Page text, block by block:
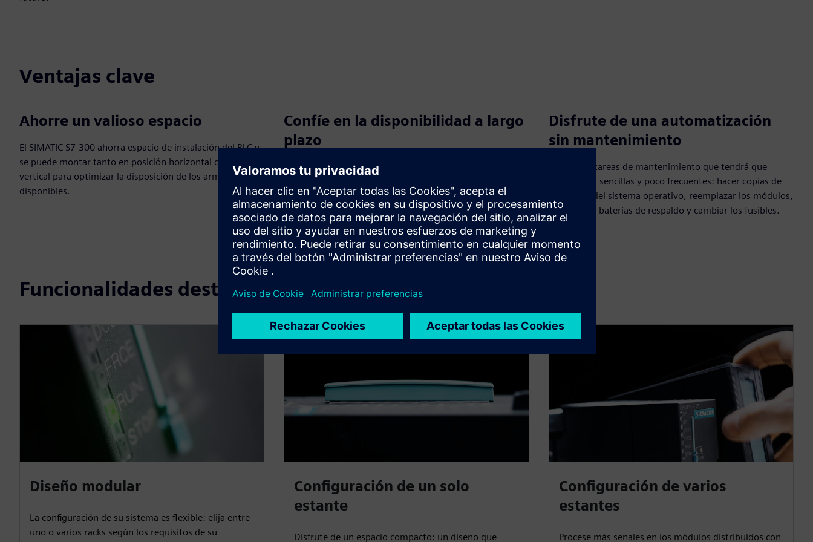
Ventajas clave
Ahorre un valioso espacio
El SIMATIC S7-300 ahorra espacio de instalación del PLC y
se puede montar tanto en posición horizontal como
vertical para optimizar la disposición de los armarios
disponibles.
Confíe en la disponibilidad a largo
plazo
¿Quiere que su solicitud sea fiable y esté preparada para
el futuro? Las familias de sistemas SIMATIC S7-300/ET
200M estarán disponibles hasta 2033.
Disfrute de una automatización
sin mantenimiento
Las únicas tareas de mantenimiento que tendrá que
realizar son sencillas y poco frecuentes: hacer copias de
seguridad del sistema operativo, reemplazar los módulos,
cambiar las baterías de respaldo y cambiar los fusibles.
Funcionalidades destacadas
Diseño modular
La configuración de su sistema es flexible: elija entre
uno o varios racks según los requisitos de su
Configuración de un solo
estante
Disfrute de un espacio compacto: un diseño que
Configuración de varios
estantes
Procese más señales en los módulos distribuidos con